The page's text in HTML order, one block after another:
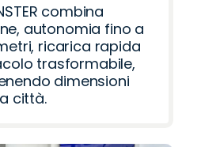
combina
autonomia fino a
ricarica rapida
trasformabile,
dimensioni
città.